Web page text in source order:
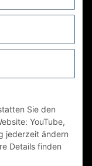
Sie den
YouTube,
jederzeit ändern
Details finden
auch